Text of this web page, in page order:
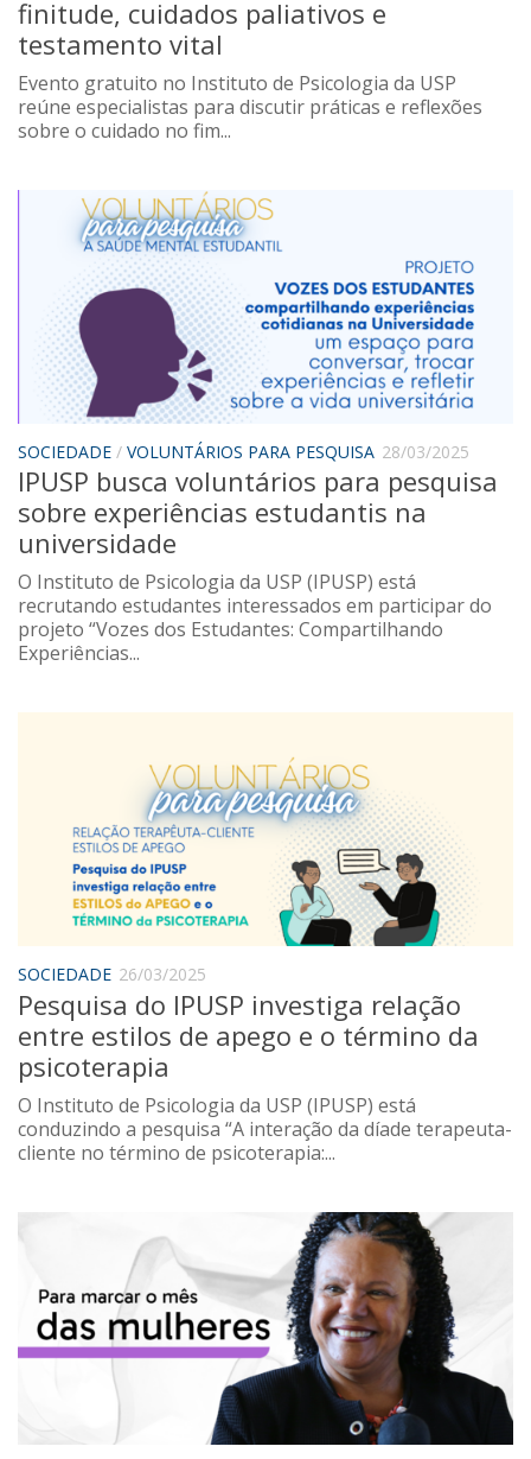
finitude, cuidados paliativos e
testamento vital
Evento gratuito no Instituto de Psicologia da USP
reúne especialistas para discutir práticas e reflexões
sobre o cuidado no fim...
SOCIEDADE / VOLUNTÁRIOS PARA PESQUISA 28/03/2025
IPUSP busca voluntários para pesquisa
sobre experiências estudantis na
universidade
O Instituto de Psicologia da USP (IPUSP) está
recrutando estudantes interessados em participar do
projeto “Vozes dos Estudantes: Compartilhando
Experiências...
SOCIEDADE 26/03/2025
Pesquisa do IPUSP investiga relação
entre estilos de apego e o término da
psicoterapia
O Instituto de Psicologia da USP (IPUSP) está
conduzindo a pesquisa “A interação da díade terapeuta-
cliente no término de psicoterapia:...